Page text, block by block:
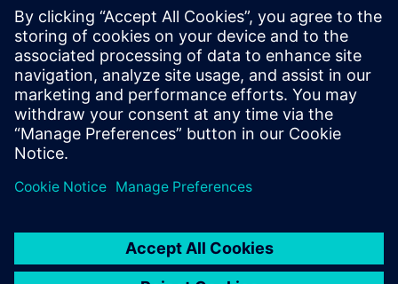
将重型装备物料清单迁移到云端
基于 PLM 的企业 BOM 允许所有利益相关者在数字化
环境中可视化、跟踪更改和验证产品配置。了解更多
信息。